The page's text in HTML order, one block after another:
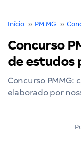
Início ›› PM MG ››
Concurso
de estudos
Concurso PMMG:
elaborado por